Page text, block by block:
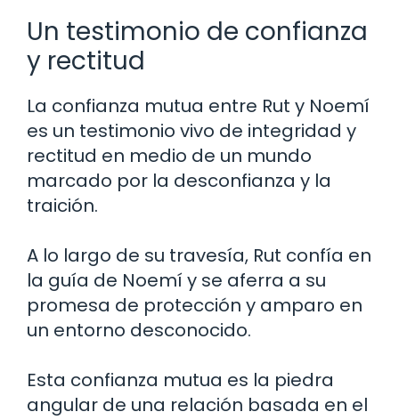
Un testimonio de confianza
y rectitud
La confianza mutua entre Rut y Noemí
es un testimonio vivo de integridad y
rectitud en medio de un mundo
marcado por la desconfianza y la
traición.
A lo largo de su travesía, Rut confía en
la guía de Noemí y se aferra a su
promesa de protección y amparo en
un entorno desconocido.
Esta confianza mutua es la piedra
angular de una relación basada en el